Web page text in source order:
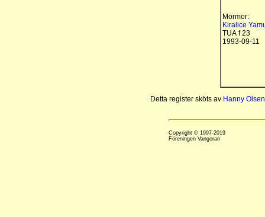
Mormor:
Kiralice
TUA f 23
1993-09-11
Detta register sköts av Hanny Olsen
Copyright © 1997-2019
Föreningen Vangoran